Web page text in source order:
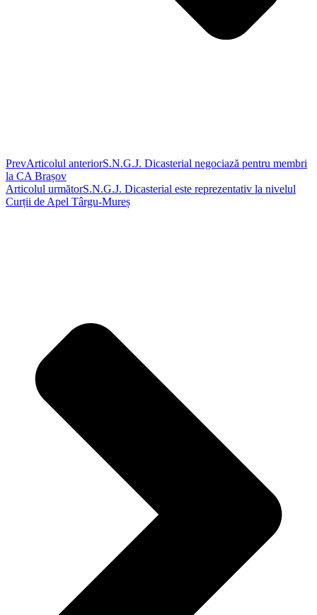
PrevArticolul anteriorS.N.G.J. Dicasterial negociază pentru membri
la CA Brașov
Articolul următorS.N.G.J. Dicasterial este reprezentativ la nivelul
Curții de Apel Târgu-Mureș